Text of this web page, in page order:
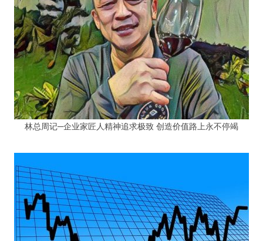
林总周记─企业家匠人精神追求极致 创造价值路上永不停竭